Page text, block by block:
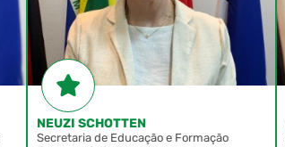
NEUZI SCHOTTEN
Secretaria de Educação e Formação